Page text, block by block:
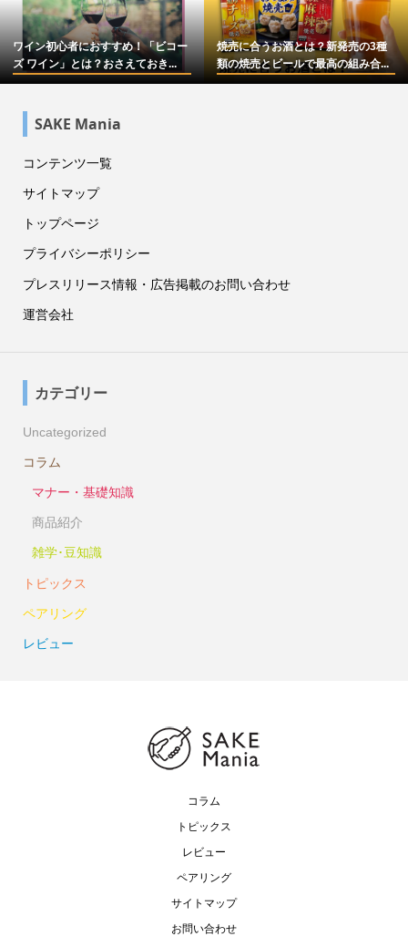
ワイン初心者におすすめ！「ビコー
ズ ワイン」とは？おさえておき...
焼売に合うお酒とは？新発売の3種
類の焼売とビールで最高の組み合...
SAKE Mania
コンテンツ一覧
サイトマップ
トップページ
プライバシーポリシー
プレスリリース情報・広告掲載のお問い合わせ
運営会社
カテゴリー
Uncategorized
コラム
マナー・基礎知識
商品紹介
雑学･豆知識
トピックス
ペアリング
レビュー
コラム
トピックス
レビュー
ペアリング
サイトマップ
お問い合わせ